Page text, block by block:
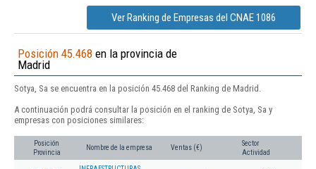
Ver Ranking de Empresas del CNAE 1086
Posición 45.468 en la provincia de
Madrid
Sotya, Sa se encuentra en la posición 45.468 del Ranking de Madrid.
A continuación podrá consultar la posición en el ranking de Sotya, Sa y
empresas con posiciones similares:
Posición
Provincia
Nombre de la empresa Ventas (€)
Sector
Actividad